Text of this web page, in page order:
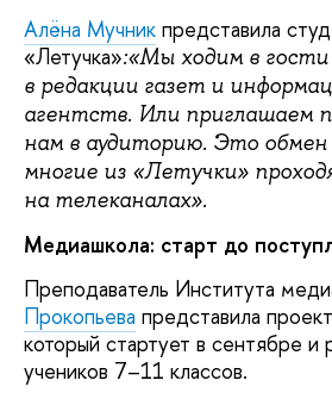
Алёна Мучник представила
«Летучка»:«Мы ходим в
в редакции газет и
агентств. Или приглашаем
нам в аудиторию. Это
многие из «Летучки»
на телеканалах».
Медиашкола: старт до
Преподаватель Института
Прокопьева представила
который стартует в сентябре и
учеников 7–11 классов.